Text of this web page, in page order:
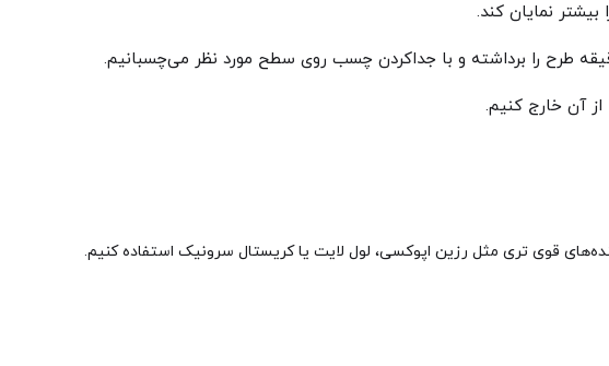
نمایان کند.
طرح را برداشته و با جداکردن چسب روی سطح مورد نظر می‌چسبانیم.
از آن خارج کنیم.
قوی تری مثل رزین اپوکسی، لول لایت یا کریستال سرونیک استفاده کنیم.